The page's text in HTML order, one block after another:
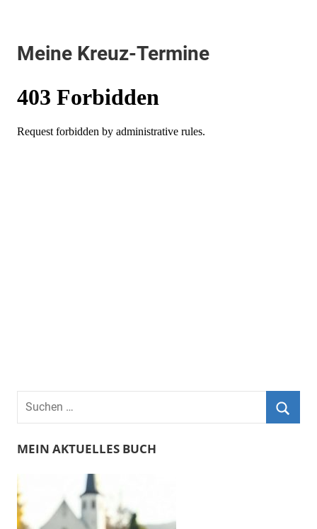
Meine Kreuz-Termine
Suchen
MEIN AKTUELLES BUCH